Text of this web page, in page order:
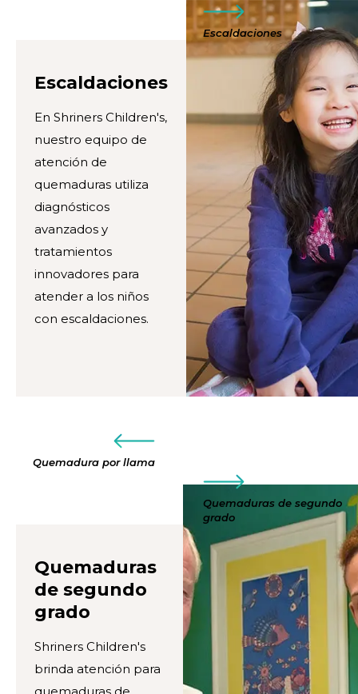
Escaldaciones
Escaldaciones
En Shriners Children's,
nuestro equipo de
atención de
quemaduras utiliza
diagnósticos
avanzados y
tratamientos
innovadores para
atender a los niños
con escaldaciones.
Quemadura por llama
Quemaduras de segundo
grado
Quemaduras
de segundo
grado
Shriners Children's
brinda atención para